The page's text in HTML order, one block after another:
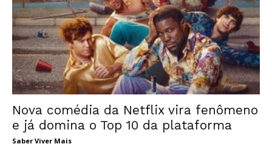
Nova comédia da Netflix vira fenômeno
e já domina o Top 10 da plataforma
Saber Viver Mais